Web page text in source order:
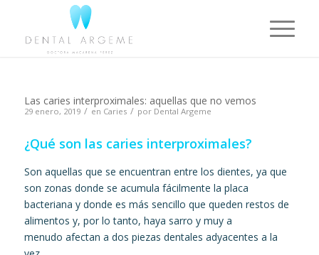
Las caries interproximales: aquellas que no vemos
29 enero, 2019 / en Caries / por Dental Argeme
¿Qué son las caries interproximales?
Son aquellas que se encuentran entre los dientes, ya que
son zonas donde se acumula fácilmente la placa
bacteriana y donde es más sencillo que queden restos de
alimentos y, por lo tanto, haya sarro y muy a
menudo afectan a dos piezas dentales adyacentes a la